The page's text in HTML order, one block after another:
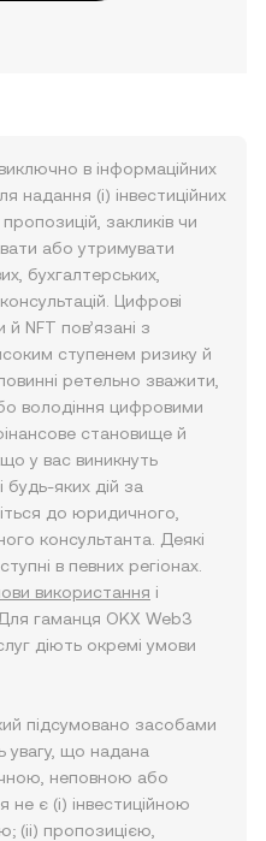
в інформаційних
надання (i) інвестиційних
закликів чи
або утримувати
бухгалтерських,
Цифрові
NFT пов’язані з
ступенем ризику й
ретельно зважити,
володіння цифровими
становище й
у вас виникнуть
яких дій за
до юридичного,
консультанта. Деякі
в певних регіонах.
використання і
Для гаманця OKX Web3
діють окремі умови
підсумовано засобами
увагу, що надана
неповною або
не є (i) інвестиційною
(ii) пропозицією,